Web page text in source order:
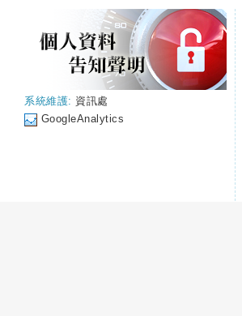
系統維護: 資訊處
GoogleAnalytics